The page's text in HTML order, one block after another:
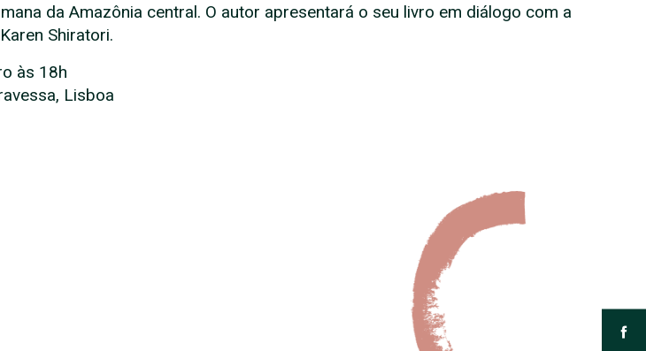
da Amazônia central. O autor apresentará o seu livro em diálogo com a
Shiratori.
às 18h
Lisboa